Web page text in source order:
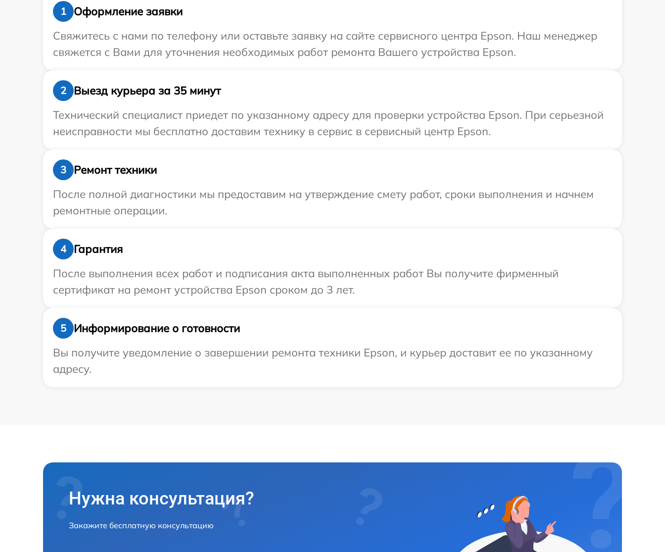
1
Оформление заявки
Свяжитесь с нами по телефону или оставьте заявку на сайте сервисного центра Epson. Наш менеджер
свяжется с Вами для уточнения необходимых работ ремонта Вашего устройства Epson.
2
Выезд курьера за 35 минут
Технический специалист приедет по указанному адресу для проверки устройства Epson. При серьезной
неисправности мы бесплатно доставим технику в сервис в сервисный центр Epson.
3
Ремонт техники
После полной диагностики мы предоставим на утверждение смету работ, сроки выполнения и начнем
ремонтные операции.
4
Гарантия
После выполнения всех работ и подписания акта выполненных работ Вы получите фирменный
сертификат на ремонт устройства Epson сроком до 3 лет.
5
Информирование о готовности
Вы получите уведомление о завершении ремонта техники Epson, и курьер доставит ее по указанному
адресу.
Нужна консультация?
Закажите бесплатную консультацию